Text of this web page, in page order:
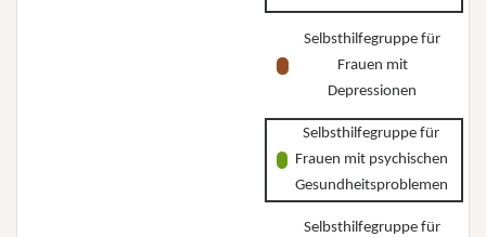
Selbsthilfegruppe für
Frauen mit
Depressionen
Selbsthilfegruppe für
Frauen mit psychischen
Gesundheitsproblemen
Selbsthilfegruppe für